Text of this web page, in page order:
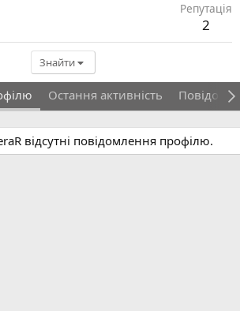
Репутація
2
Знайти
Остання активність
відсутні повідомлення профілю.